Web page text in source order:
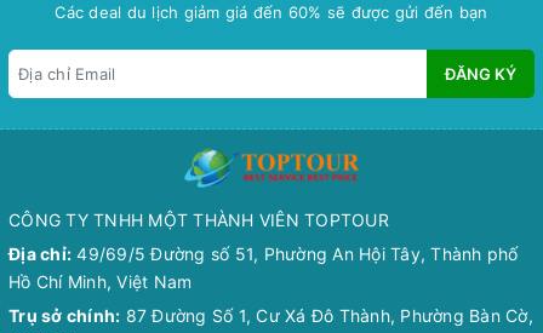
Các deal du lịch giảm giá đến 60% sẽ được gửi đến bạn
ĐĂNG KÝ
CÔNG TY TNHH MỘT THÀNH VIÊN TOPTOUR
Địa chỉ: 49/69/5 Đường số 51, Phường An Hội Tây, Thành phố
Hồ Chí Minh, Việt Nam
Trụ sở chính: 87 Đường Số 1, Cư Xá Đô Thành, Phường Bàn Cờ,